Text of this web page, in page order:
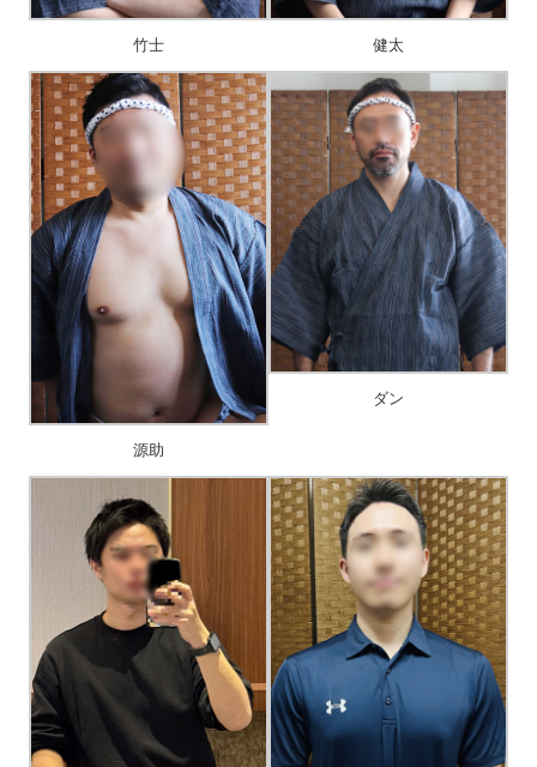
竹士 健太
源助
ダン